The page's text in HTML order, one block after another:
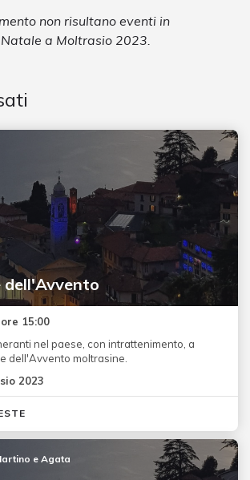
non risultano eventi in
a Moltrasio 2023.
dell'Avvento
15:00
nel paese, con intrattenimento, a
dell'Avvento moltrasine.
2023
e Agata